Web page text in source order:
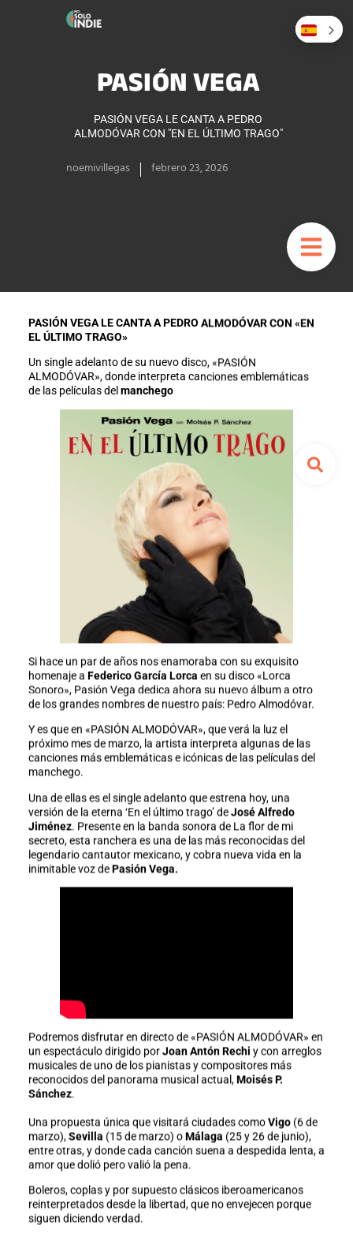
PASIÓN VEGA
PASIÓN VEGA LE CANTA A PEDRO
ALMODÓVAR CON "EN EL ÚLTIMO TRAGO"
noemivillegas febrero 23, 2026
PASIÓN VEGA LE CANTA A PEDRO ALMODÓVAR CON «EN
EL ÚLTIMO TRAGO»
Un single adelanto de su nuevo disco, «PASIÓN
ALMODÓVAR», donde interpreta canciones emblemáticas
de las películas del manchego
Si hace un par de años nos enamoraba con su exquisito
homenaje a Federico García Lorca en su disco «Lorca
Sonoro», Pasión Vega dedica ahora su nuevo álbum a otro
de los grandes nombres de nuestro país: Pedro Almodóvar.
Y es que en «PASIÓN ALMODÓVAR», que verá la luz el
próximo mes de marzo, la artista interpreta algunas de las
canciones más emblemáticas e icónicas de las películas del
manchego.
Una de ellas es el single adelanto que estrena hoy, una
versión de la eterna ‘En el último trago’ deJosé Alfredo
Jiménez. Presente en la banda sonora de La flor de mi
secreto, esta ranchera es una de las más reconocidas del
legendario cantautor mexicano, y cobra nueva vida en la
inimitable voz dePasión Vega.
Podremos disfrutar en directo de «PASIÓN ALMODÓVAR» en
un espectáculo dirigido porJoan Antón Rechi y con arreglos
musicales de uno de los pianistas y compositores más
reconocidos del panorama musical actual, Moisés P.
Sánchez.
Una propuesta única que visitará ciudades comoVigo (6 de
marzo), Sevilla (15 de marzo) oMálaga (25 y 26 de junio),
entre otras, y donde cada canción suena a despedida lenta, a
amor que dolió pero valió la pena.
Boleros, coplas y por supuesto clásicos iberoamericanos
reinterpretados desde la libertad, que no envejecen porque
siguen diciendo verdad.